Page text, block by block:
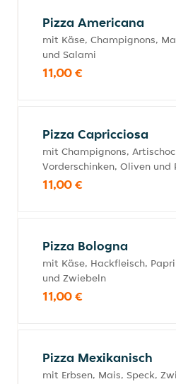
Pizza Americana
mit Käse, Champignons,
und Salami
11,00 €
Pizza Capricciosa
mit Champignons,
Vorderschinken, Oliven und
11,00 €
Pizza Bologna
mit Käse, Hackfleisch,
und Zwiebeln
11,00 €
Pizza Mexikanisch
mit Erbsen, Mais, Speck,